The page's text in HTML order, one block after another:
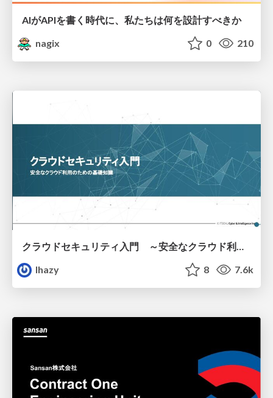
AIがAPIを書く時代に、私たちは何を設計すべきか
nagix
0 210
クラウドセキュリティ入門 ～安全なクラウド利用のための基礎知識～
lhazy
8 7.6k